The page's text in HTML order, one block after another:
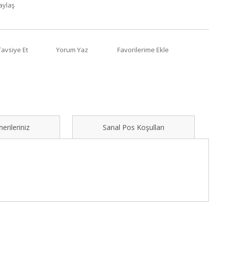
Et Yorum Yaz
Sanal Pos Koşulları
tarafımıza iletebilirsiniz.